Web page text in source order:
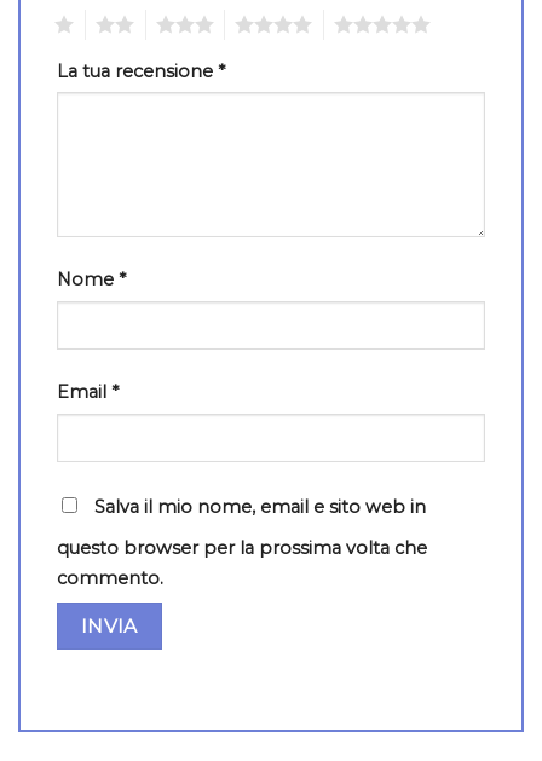
La tua recensione *
Nome *
Email *
Salva il mio nome, email e sito web in
questo browser per la prossima volta che
commento.